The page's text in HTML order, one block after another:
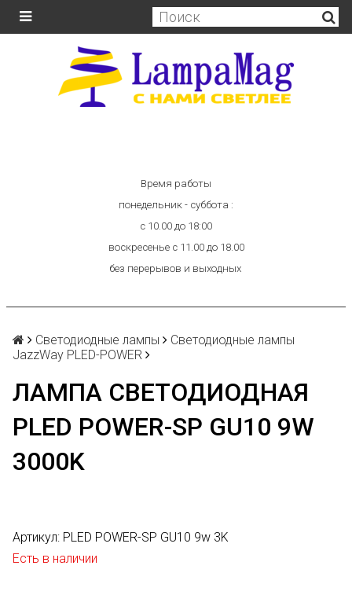
Время работы
понедельник - суббота :
с 10.00 до 18:00
воскресенье с 11.00 до 18.00
без перерывов и выходных
Светодиодные лампы
Светодиодные лампы
JazzWay PLED-POWER
ЛАМПА СВЕТОДИОДНАЯ
PLED POWER-SP GU10 9W
3000K
Артикул: PLED POWER-SP GU10 9w 3K
Есть в наличии